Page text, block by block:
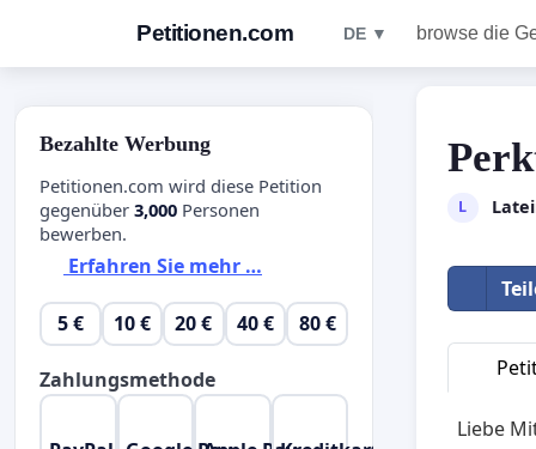
Petitionen.com DE ▼ browse die
L
Liebe
Bezahlte Werbung
Petitionen.com wird diese Petition
gegenüber 3,000 Personen
bewerben.
Erfahren Sie mehr …
5 € 10 € 20 € 40 € 80 €
Zahlungsmethode